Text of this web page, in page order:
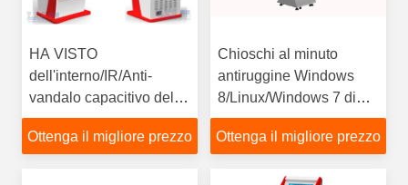
HA VISTO
dell'interno/IR/Anti-
vandalo capacitivo del
chiosco di pagamento di
Bill con l'analizzatore di
Ottenga il migliore prezzo
Chioschi al minuto
antiruggine Windows
8/Linux/Windows 7 di
pagamento di Bill con
l'erogatore della carta
Ottenga il migliore prezzo